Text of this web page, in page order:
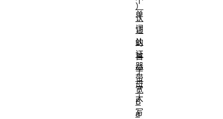
单
词
的
首
字
母
大
写
）
认
证
认
证
器
带
宽
B
a